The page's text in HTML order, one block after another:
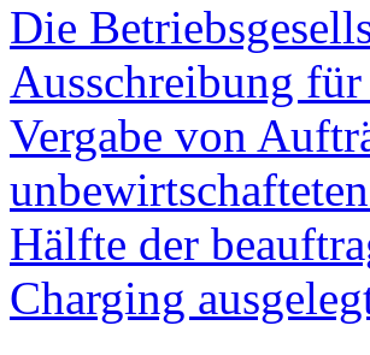
Die
Ausschreibung
Vergabe von
Hälfte der
Charging